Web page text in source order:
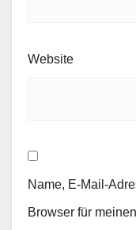
Website
Name, E-Mail-
Browser für